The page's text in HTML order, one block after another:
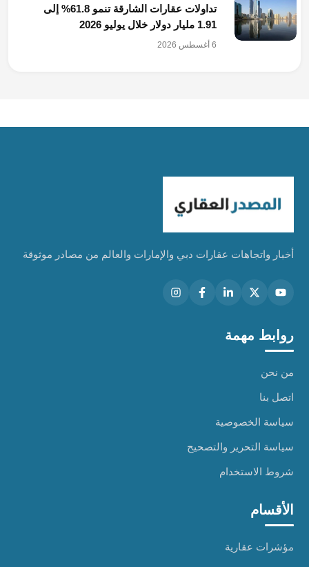
تداولات عقارات الشارقة تنمو 61.8% إلى
1.91 مليار دولار خلال يوليو 2026
6 أغسطس 2026
أخبار واتجاهات عقارات دبي والإمارات والعالم من مصادر موثوقة
روابط مهمة
من نحن
اتصل بنا
سياسة الخصوصية
سياسة التحرير والتصحيح
شروط الاستخدام
الأقسام
مؤشرات عقارية